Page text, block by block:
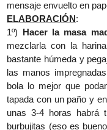
mensaje envuelto en
ELABORACIÓN :
1º)
Hacer la masa
mezclarla con la
bastante húmeda y
las manos
bola lo mejor que
tapada con un paño y
unas 3-4 horas habrá
burbujitas (eso es